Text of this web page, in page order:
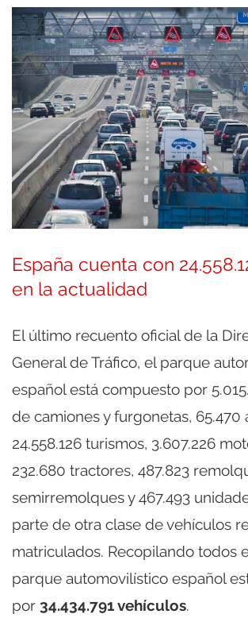
España cuenta con
en la actualidad
El último recuento oficial de la
General de Tráfico, el parque
español está compuesto por
de camiones y furgonetas, 65.470
24.558.126 turismos, 3.607.226
232.680 tractores, 487.823
semirremolques y 467.493
parte de otra clase de vehículos
matriculados. Recopilando todos
parque automovilístico español
por 34.434.791 vehículos.